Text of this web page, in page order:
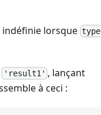
lorsque type
'result1' , lançant
à ceci :